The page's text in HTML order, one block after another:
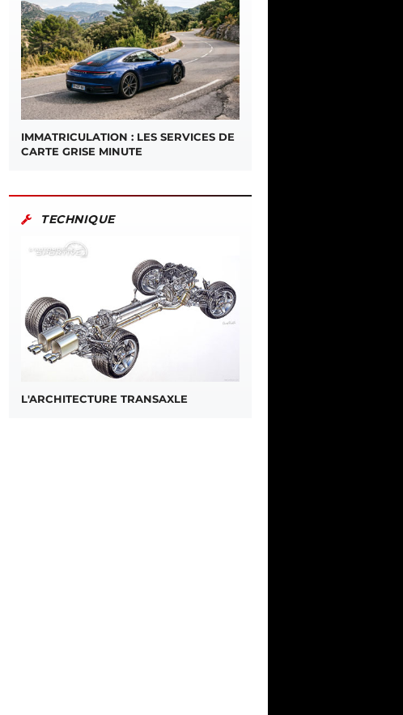
IMMATRICULATION : LES SERVICES DE
CARTE GRISE MINUTE
TECHNIQUE
L'ARCHITECTURE TRANSAXLE